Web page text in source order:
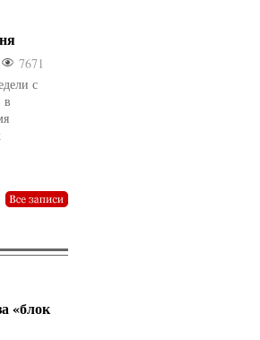
kotyaravesel
7671
с
в
«блок